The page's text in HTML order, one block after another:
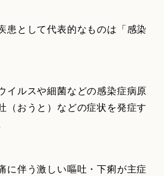
患として代表的なものは「感染
イルスや細菌などの感染症病原
（おうと）などの症状を発症す
に伴う激しい嘔吐・下痢が主症